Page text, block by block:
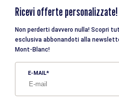
Ricevi offerte personalizzate!
Non perderti davvero nulla! Scopri
esclusiva abbonandoti alla
Mont-Blanc!
E-MAIL